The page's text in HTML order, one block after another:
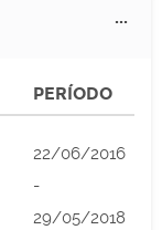
...
PERÍODO
22/06/2016
-
29/05/2018